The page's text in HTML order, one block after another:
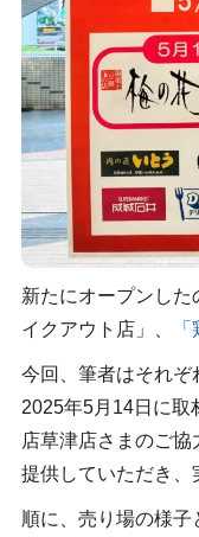
新たにオープンした
イクアウト店」、
今回、筆者はそれぞ
2025年5月14日に取
店草津店さまのご
提供していただき、
順に、売り場の様子